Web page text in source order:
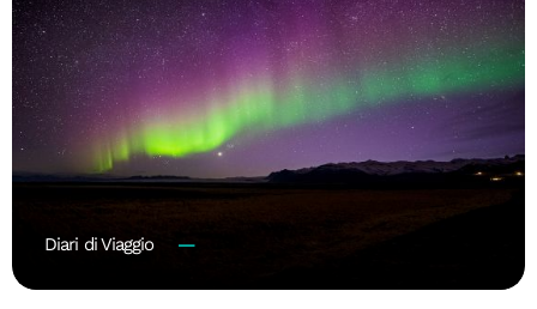
Diari di Viaggio